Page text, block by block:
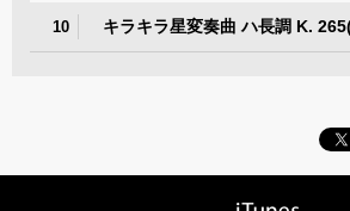
10 キラキラ星変奏曲 ハ長調 K.